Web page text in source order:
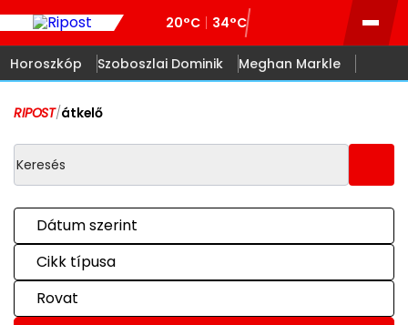
20°C 34°C
Horoszkóp Szoboszlai Dominik Meghan Markle
RIPOST/átkelő
Dátum szerint
Cikk típusa
Rovat